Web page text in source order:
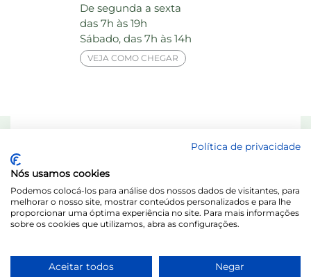
De segunda a sexta
das 7h às 19h
Sábado, das 7h às 14h
VEJA COMO CHEGAR
Responsável Técnico: Dra. Maria das Graças Elias de Assis - CRF 8713-SP
Laboratório Behring de Análises Clínicas Ltda.
Política de privacidade
Nós usamos cookies
Podemos colocá-los para análise dos nossos dados de visitantes, para
melhorar o nosso site, mostrar conteúdos personalizados e para lhe
proporcionar uma óptima experiência no site. Para mais informações
sobre os cookies que utilizamos, abra as configurações.
Aceitar todos Negar